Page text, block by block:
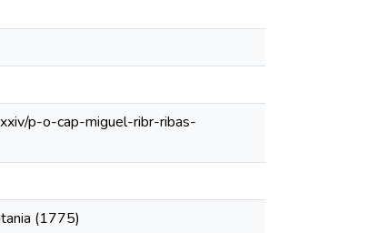
p-o-cap-miguel-ribr-ribas-
(1775)